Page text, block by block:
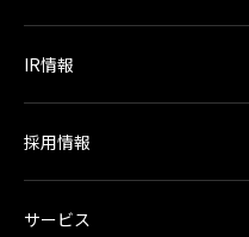
IR情報
採用情報
サービス